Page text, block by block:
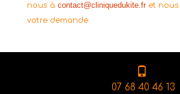
nous à contact@cliniquedukite.fret nous
votre demande.
07 68 40 46 13